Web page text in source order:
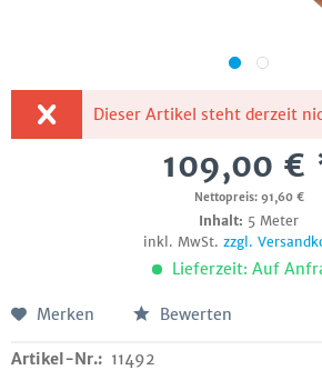
Dieser Artikel steht derzeit
109,00 €
Nettopreis: 91,60 €
Inhalt: 5 Meter
inkl. MwSt. zzgl.
Lieferzeit: Auf
Merken Bewerten
Artikel-Nr.: 11492